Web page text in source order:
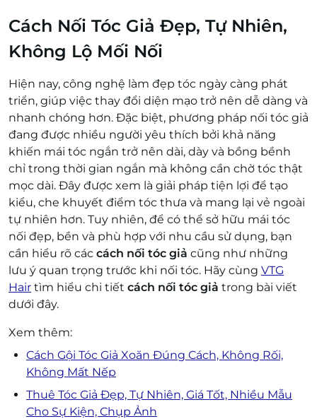
Cách Nối Tóc Giả Đẹp, Tự Nhiên,
Không Lộ Mối Nối
Hiện nay, công nghệ làm đẹp tóc ngày càng phát
triển, giúp việc thay đổi diện mạo trở nên dễ dàng và
nhanh chóng hơn. Đặc biệt, phương pháp nối tóc giả
đang được nhiều người yêu thích bởi khả năng
khiến mái tóc ngắn trở nên dài, dày và bồng bềnh
chỉ trong thời gian ngắn mà không cần chờ tóc thật
mọc dài. Đây được xem là giải pháp tiện lợi để tạo
kiểu, che khuyết điểm tóc thưa và mang lại vẻ ngoài
tự nhiên hơn. Tuy nhiên, để có thể sở hữu mái tóc
nối đẹp, bền và phù hợp với nhu cầu sử dụng, bạn
cần hiểu rõ các cách nối tóc giả cũng như những
lưu ý quan trọng trước khi nối tóc. Hãy cùng VTG
Hair tìm hiểu chi tiết cách nối tóc giả trong bài viết
dưới đây.
Xem thêm:
Cách Gội Tóc Giả Xoăn Đúng Cách, Không Rối,
Không Mất Nếp
Thuê Tóc Giả Đẹp, Tự Nhiên, Giá Tốt, Nhiều Mẫu
Cho Sự Kiện, Chụp Ảnh